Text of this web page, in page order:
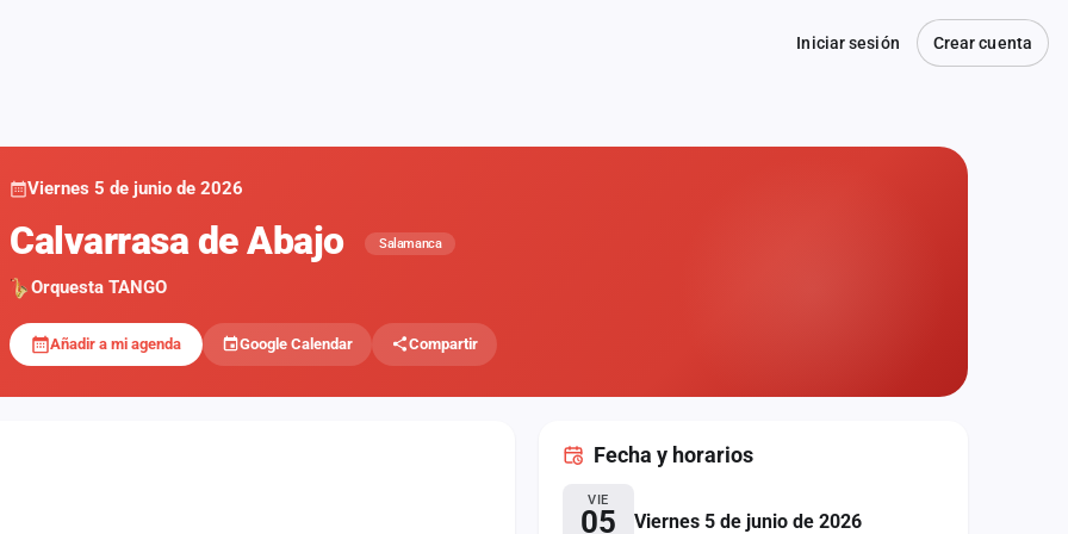
Iniciar sesión Crear cuenta
Viernes 5 de junio de 2026
Calvarrasa de Abajo Salamanca
Orquesta TANGO
Añadir a mi agenda Google Calendar Compartir
Fecha y horarios
VIE
05 Viernes 5 de junio de 2026